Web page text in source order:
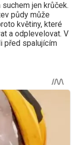
jen krůček.
půdy může
květiny, které
a odplevelovat. V
před spalujícím